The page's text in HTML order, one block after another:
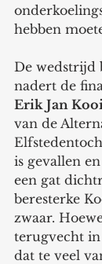
hebben
De wedstrijd
nadert de
Erik Jan
van de
is gevallen
een gat
beresterke
zwaar.
terugvecht
dat te veel